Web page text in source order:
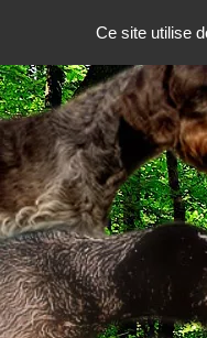
Ce site utilise